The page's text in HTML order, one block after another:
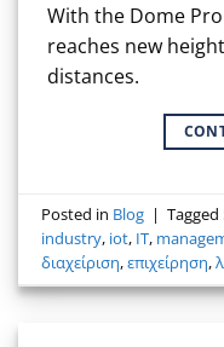
With the Dome
reaches new
distances.
Posted in Blog | Tagged
industry, iot, IT,
διαχείριση,επιχείρηση,